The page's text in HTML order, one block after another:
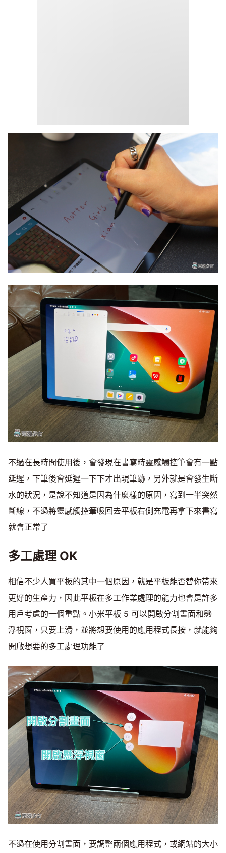
不過在長時間使用後，會發現在書寫時靈感觸控筆會有一點
延遲，下筆後會延遲一下下才出現筆跡，另外就是會發生斷
水的狀況，是說不知道是因為什麼樣的原因，寫到一半突然
斷線，不過將靈感觸控筆吸回去平板右側充電再拿下來書寫
就會正常了
多工處理 OK
相信不少人買平板的其中一個原因，就是平板能否替你帶來
更好的生產力，因此平板在多工作業處理的能力也會是許多
用戶考慮的一個重點。小米平板 5 可以開啟分割畫面和懸
浮視窗，只要上滑，並將想要使用的應用程式長按，就能夠
開啟想要的多工處理功能了
不過在使用分割畫面，要調整兩個應用程式，或網站的大小